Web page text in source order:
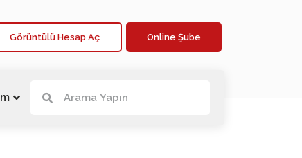
Görüntülü Hesap Aç Online Şube